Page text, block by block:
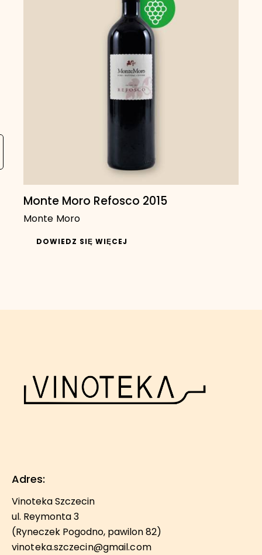
Monte Moro Refosco 2015
Monte Moro
DOWIEDZ SIĘ WIĘCEJ
Adres:
Vinoteka Szczecin
ul. Reymonta 3
(Ryneczek Pogodno, pawilon 82)
vinoteka.szczecin@gmail.com